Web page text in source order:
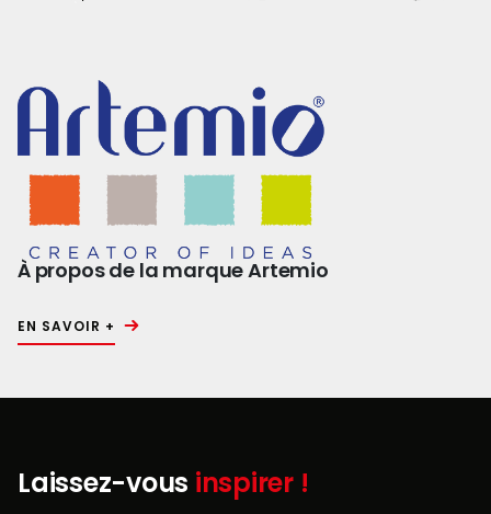
À propos de la marque Artemio
EN SAVOIR +
Laissez-vous inspirer !